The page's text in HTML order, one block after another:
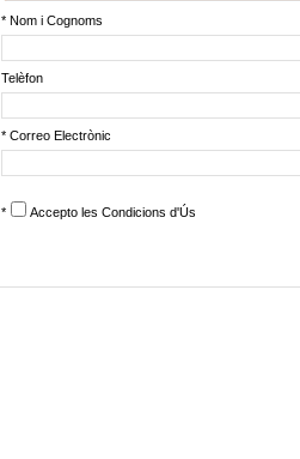
* Nom i Cognoms
Telèfon
* Correo Electrònic
* Accepto les Condicions d'Ús